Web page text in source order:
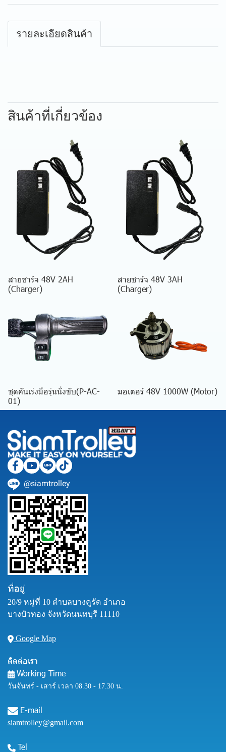
รายละเอียดสินค้า
สินค้าที่เกี่ยวข้อง
สายชาร์จ 48V 2AH
(Charger)
สายชาร์จ 48V 3AH
(Charger)
ชุดคันเร่งมือรุ่นนั่งขับ(P-AC-
01)
มอเตอร์ 48V 1000W (Motor)
@siamtrolley
ที่อยู่
20/9 หมู่ที่ 10 ตำบลบางคูรัด อำเภอ
บางบัวทอง จังหวัดนนทบุรี 11110
Google Map
ติดต่อเรา
Working Time
วันจันทร์ - เสาร์ เวลา 08.30 - 17.30 น.
E-mail
siamtrolley@gmail.com
Tel